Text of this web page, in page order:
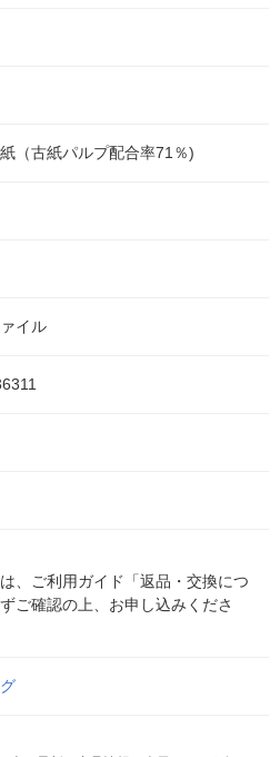
（古紙パルプ配合率71％)
イル
、ご利用ガイド「返品・交換につ
ご確認の上、お申し込みくださ